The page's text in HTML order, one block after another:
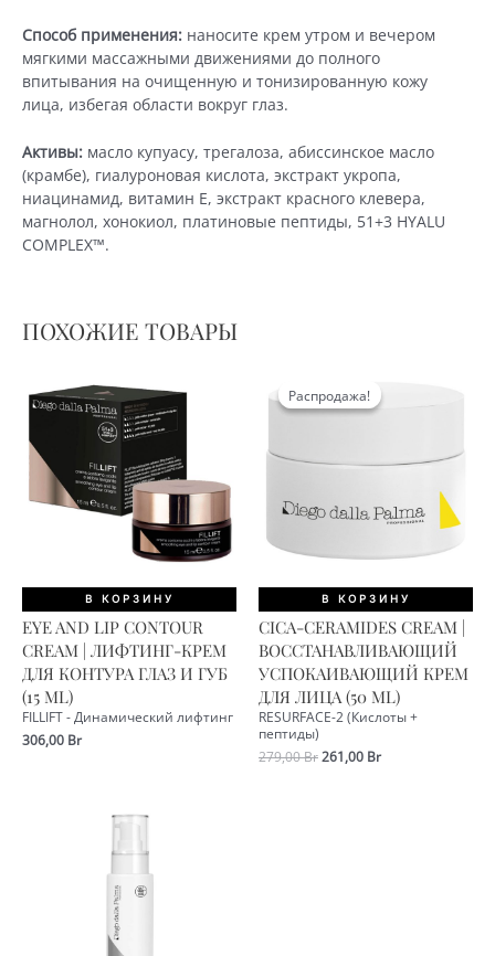
Способ применения: наносите крем утром и вечером
мягкими массажными движениями до полного
впитывания на очищенную и тонизированную кожу
лица, избегая области вокруг глаз.
Активы: масло купуасу, трегалоза, абиссинское масло
(крамбе), гиалуроновая кислота, экстракт укропа,
ниацинамид, витамин Е, экстракт красного клевера,
магнолол, хонокиол, платиновые пептиды, 51+3 HYALU
COMPLEX™.
ПОХОЖИЕ ТОВАРЫ
В КОРЗИНУ
EYE AND LIP CONTOUR
CREAM | ЛИФТИНГ-КРЕМ
ДЛЯ КОНТУРА ГЛАЗ И ГУБ
(15 ML)
FILLIFT - Динамический лифтинг
306,00 Br
Распродажа!
Распродажа!
В КОРЗИНУ
CICA-CERAMIDES CREAM |
ВОССТАНАВЛИВАЮЩИЙ
УСПОКАИВАЮЩИЙ КРЕМ
ДЛЯ ЛИЦА (50 ML)
RESURFACE-2 (Кислоты +
пептиды)
279,00BrПервоначальная
261,00 BrТекущая